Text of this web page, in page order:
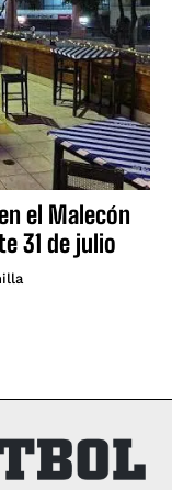
el Malecón
31 de julio